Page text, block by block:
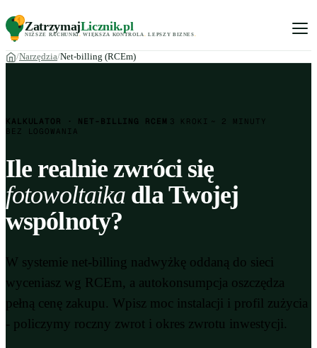
ZatrzymajLicznik.pl
NIŻSZE RACHUNKI. WIĘKSZA KONTROLA LEPSZY BIZNES
Narzędzia Net-billing (RCEm)
KALKULATOR · NET-BILLING RCEM 3 KROKI ~ 2 MINUTY
BEZ LOGOWANIA
Ile realnie zwróci się
fotowoltaika dla Twojej
wspólnoty?
W systemie net-billing nadwyżkę oddaną do sieci
wyceniasz wg RCEm, a autokonsumpcja oszczędza
pełną cenę zakupu. Wpisz moc instalacji i profil zużycia
- policzymy roczny zwrot i okres zwrotu inwestycji.